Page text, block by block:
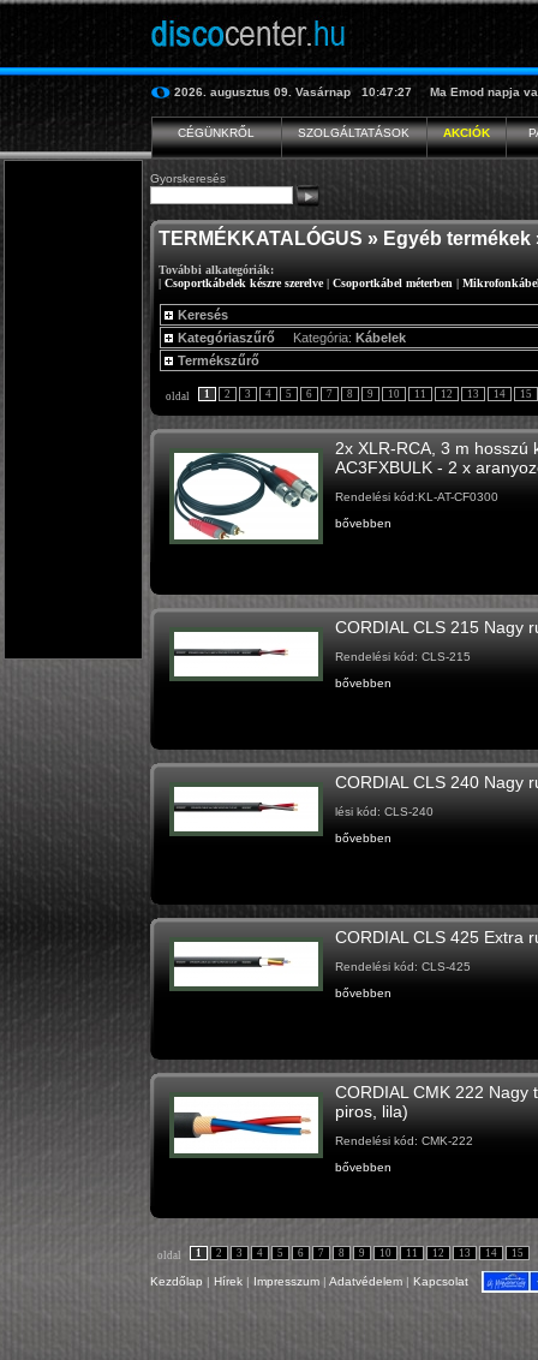
2026. augusztus 09. Vasárnap10:47:27 Ma Emod napja
CÉGÜNKRŐL SZOLGÁLTATÁSOK AKCIÓK
Gyorskeresés
TERMÉKKATALÓGUS » Egyéb termékek
További alkategóriák:
| Csoportkábelek készre szerelve| Csoportkábel méterben |
Keresés
Kategóriaszűrő Kategória: Kábelek
Termékszűrő
oldal 1 2 3 4 5 6 7 8 9 10 11 12 13 14 15
2x XLR-RCA, 3 m hosszú
AC3FXBULK - 2 x
Rendelési kód:KL-AT-CF0300
bővebben
CORDIAL CLS 215 Nagy
Rendelési kód: CLS-215
bővebben
CORDIAL CLS 240 Nagy
lési kód: CLS-240
bővebben
CORDIAL CLS 425 Extra
Rendelési kód: CLS-425
bővebben
CORDIAL CMK 222
piros, lila)
Rendelési kód: CMK-222
bővebben
oldal 1 2 3 4 5 6 7 8 9 10 11 12 13 14 15
Kezdőlap | Hírek | Impresszum | Adatvédelem | Kapcsolat